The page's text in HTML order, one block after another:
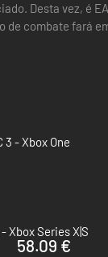
Desta vez, é
de combate fará
3 - Xbox One
Xbox Series X|S
58.09 €